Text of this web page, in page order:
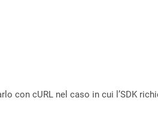
con cURL nel caso in cui l’SDK